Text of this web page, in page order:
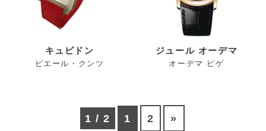
キュピドン
ピエール・クンツ
ジュール オーデマ
オーデマ ピゲ
1 / 2 1 2 »